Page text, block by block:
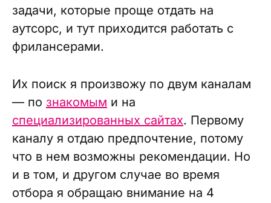
задачи, которые проще отдать на
аутсорс, и тут приходится работать с
фрилансерами.
Их поиск я произвожу по двум каналам
— по знакомым и на
специализированных сайтах. Первому
каналу я отдаю предпочтение, потому
что в нем возможны рекомендации. Но
и в том, и другом случае во время
отбора я обращаю внимание на 4